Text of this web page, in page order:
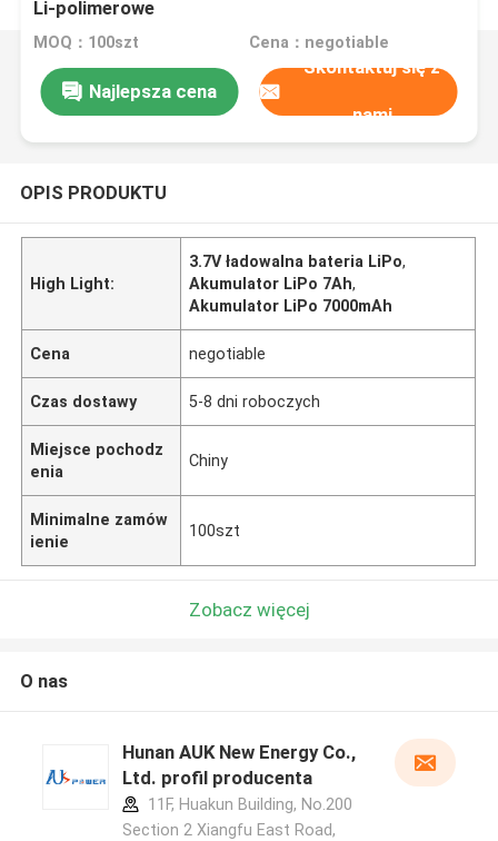
Li-polimerowe
MOQ：100szt Cena：negotiable
Najlepsza cena
Skontaktuj się z
nami
OPIS PRODUKTU
High Light:
3.7V ładowalna bateria LiPo,
Akumulator LiPo 7Ah,
Akumulator LiPo 7000mAh
Cena negotiable
Czas dostawy 5-8 dni roboczych
Miejsce pochodz
enia
Chiny
Minimalne zamów
ienie
100szt
Zobacz więcej
O nas
Hunan AUK New Energy Co.,
Ltd. profil producenta
11F, Huakun Building, No.200
Section 2 Xiangfu East Road,